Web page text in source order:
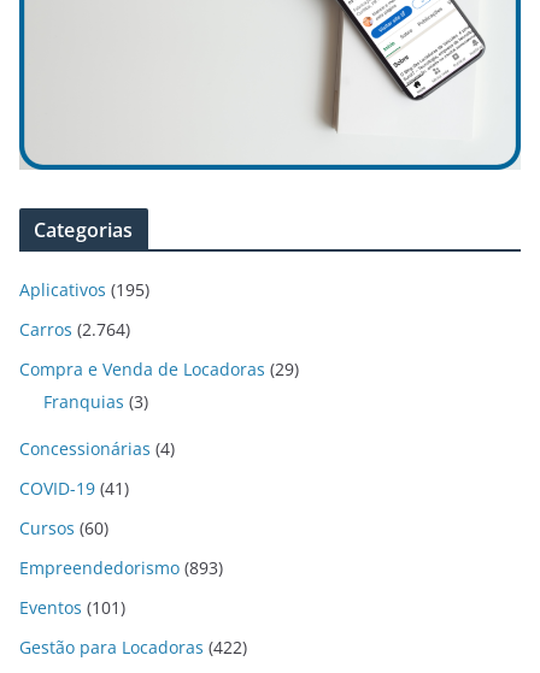
Categorias
Aplicativos (195)
Carros (2.764)
Compra e Venda de Locadoras (29)
Franquias (3)
Concessionárias (4)
COVID-19 (41)
Cursos (60)
Empreendedorismo (893)
Eventos (101)
Gestão para Locadoras (422)